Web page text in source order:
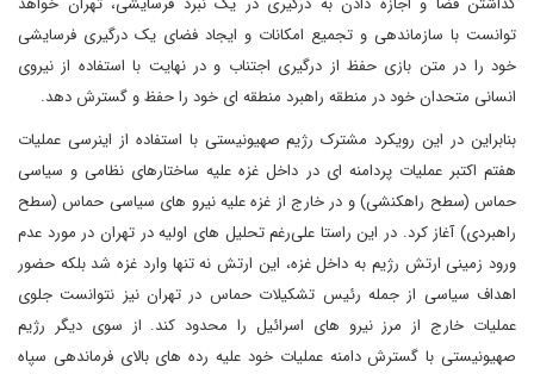
توانست با سازماندهی و تجمیع امکانات و ایجاد فضای یک درگیری فرسایشی
خود را در متن بازی حفظ از درگیری اجتناب و در نهایت با استفاده از نیروی
انسانی متحدان خود در منطقه راهبرد منطقه ای خود را حفظ و گسترش دهد.
بنابراین در این رویکرد مشترک رژیم صهیونیستی با استفاده از اینرسی عملیات
هفتم اکتبر عملیات پردامنه ای در داخل غزه علیه ساختارهای نظامی و سیاسی
حماس (سطح راهکنشی) و در خارج از غزه علیه نیرو های سیاسی حماس (سطح
راهبردی) آغاز کرد. در این راستا علی‌رغم تحلیل های اولیه در تهران در مورد عدم
ورود زمینی ارتش رژیم به داخل غزه، این ارتش نه تنها وارد غزه شد بلکه حضور
اهداف سیاسی از جمله رئیس تشکیلات حماس در تهران نیز نتوانست جلوی
عملیات خارج از مرز نیرو های اسرائیل را محدود کند. از سوی دیگر رژیم
صهیونیستی با گسترش دامنه عملیات خود علیه رده های بالای فرماندهی سپاه